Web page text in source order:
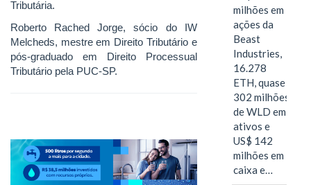
Tributária.
Roberto Rached Jorge, sócio do IW
Melcheds, mestre em Direito Tributário e
pós-graduado em Direito Processual
Tributário pela PUC-SP.
milhões em
ações da
Beast
Industries,
16.278
ETH, quase
302 milhões
de WLD em
ativos e
US$ 142
milhões em
caixa e…